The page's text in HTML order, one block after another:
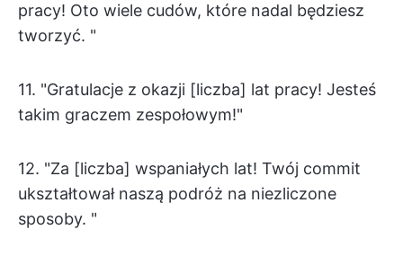
pracy! Oto wiele cudów, które nadal będziesz
tworzyć. "
11. "Gratulacje z okazji [liczba] lat pracy! Jesteś
takim graczem zespołowym!"
12. "Za [liczba] wspaniałych lat! Twój commit
ukształtował naszą podróż na niezliczone
sposoby. "